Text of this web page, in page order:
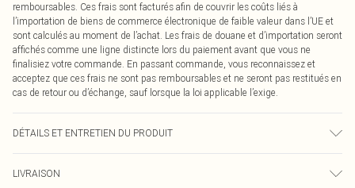
remboursables. Ces frais sont facturés afin de couvrir les coûts liés à
l’importation de biens de commerce électronique de faible valeur dans l’UE et
sont calculés au moment de l’achat. Les frais de douane et d’importation seront
affichés comme une ligne distincte lors du paiement avant que vous ne
finalisiez votre commande. En passant commande, vous reconnaissez et
acceptez que ces frais ne sont pas remboursables et ne seront pas restitués en
cas de retour ou d’échange, sauf lorsque la loi applicable l’exige.
DÉTAILS ET ENTRETIEN DU PRODUIT
couleur peut déteindre.
LIVRAISON